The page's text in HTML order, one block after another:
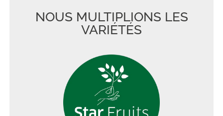
NOUS MULTIPLIONS LES
VARIÉTÉS